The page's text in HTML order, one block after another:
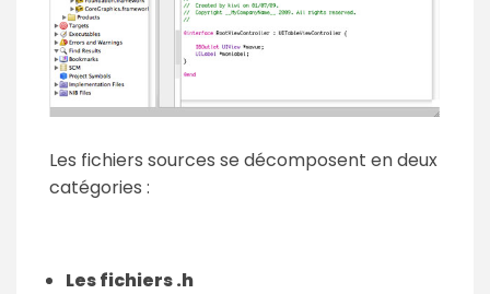
Les fichiers sources se décomposent en deux
catégories :
Les fichiers .h